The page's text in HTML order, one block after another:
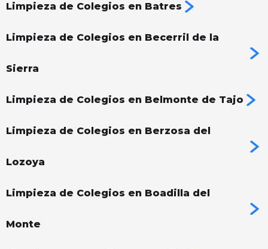
Limpieza de Colegios en Batres
Limpieza de Colegios en Becerril de la
Sierra
Limpieza de Colegios en Belmonte de Tajo
Limpieza de Colegios en Berzosa del
Lozoya
Limpieza de Colegios en Boadilla del
Monte